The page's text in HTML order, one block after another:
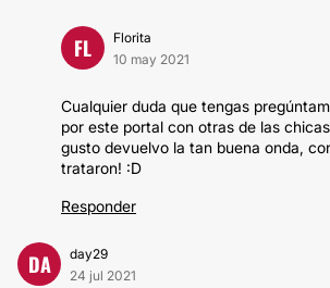
FL
Florita
10 may 2021
Cualquier duda que tengas
por este portal con otras de las
gusto devuelvo la tan buena onda,
trataron! :D
Responder
DA
day29
24 jul 2021